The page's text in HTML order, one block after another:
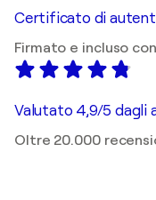
Certificato di
Firmato e incluso
Valutato 4,9/5 dagli
Oltre 20.000